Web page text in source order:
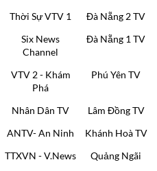
Thời Sự VTV 1
Đà Nẵng 2 TV
Six News
Channel
Đà Nẵng 1 TV
VTV 2 - Khám
Phá
Phú Yên TV
Nhân Dân TV Lâm Đồng TV
ANTV- An Ninh
Khánh Hoà TV
TTXVN - V.News
Quảng Ngãi